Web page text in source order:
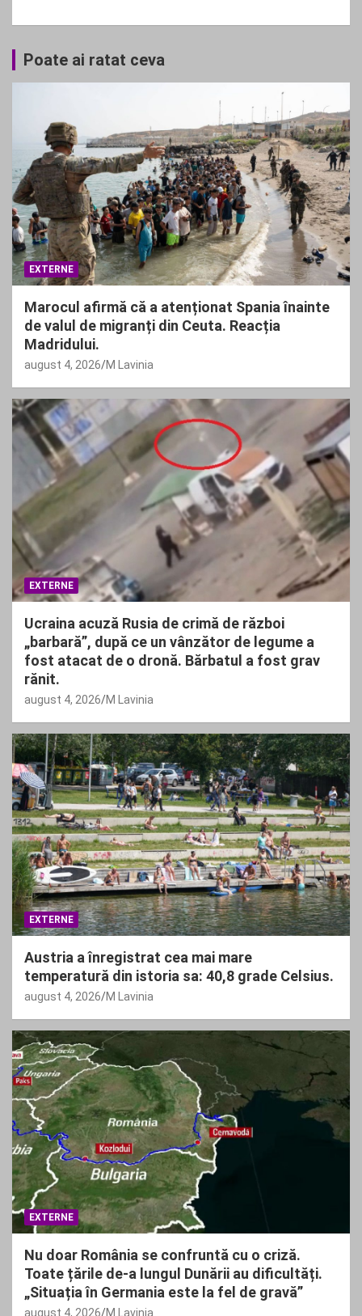
Poate ai ratat ceva
EXTERNE
Marocul afirmă că a atenționat Spania înainte
de valul de migranți din Ceuta. Reacția
Madridului.
august 4, 2026 M Lavinia
EXTERNE
Ucraina acuză Rusia de crimă de război
„barbară”, după ce un vânzător de legume a
fost atacat de o dronă. Bărbatul a fost grav
rănit.
august 4, 2026 M Lavinia
EXTERNE
Austria a înregistrat cea mai mare
temperatură din istoria sa: 40,8 grade Celsius.
august 4, 2026 M Lavinia
EXTERNE
Nu doar România se confruntă cu o criză.
Toate țările de-a lungul Dunării au dificultăți.
„Situația în Germania este la fel de gravă”
august 4, 2026 M Lavinia